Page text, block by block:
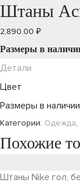
Штаны
2,890.00 ₽
Размеры в
Детали
Цвет
Размеры в наличии
Категории: Одежда,
Похожие
Штаны Nike гол,